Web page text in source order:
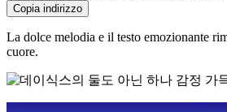
Copia indirizzo
La dolce melodia e il testo emozionante
cuore.